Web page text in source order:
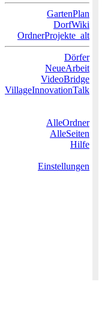
GartenPlan
DorfWiki
OrdnerProjekte_alt
Dörfer
NeueArbeit
VideoBridge
VillageInnovationTalk
AlleOrdner
AlleSeiten
Hilfe
Einstellungen